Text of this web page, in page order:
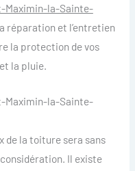
Maximin-la-Sainte-
réparation et l’entretien
la protection de vos
la pluie.
Maximin-la-Sainte-
de la toiture sera sans
Il existe